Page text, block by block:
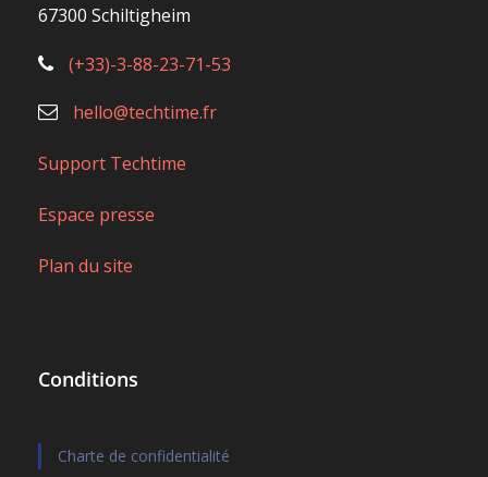
67300 Schiltigheim
(+33)-3-88-23-71-53
hello@techtime.fr
Support Techtime
Espace presse
Plan du site
Conditions
Charte de confidentialité